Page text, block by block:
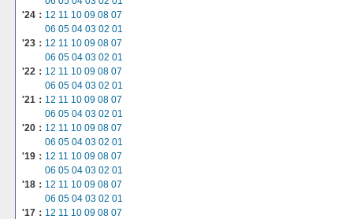
'24： 12 11 10 09 08 07
06 05 04 03 02 01
'23： 12 11 10 09 08 07
06 05 04 03 02 01
'22： 12 11 10 09 08 07
06 05 04 03 02 01
'21： 12 11 10 09 08 07
06 05 04 03 02 01
'20： 12 11 10 09 08 07
06 05 04 03 02 01
'19： 12 11 10 09 08 07
06 05 04 03 02 01
'18： 12 11 10 09 08 07
06 05 04 03 02 01
'17： 12 11 10 09 08 07